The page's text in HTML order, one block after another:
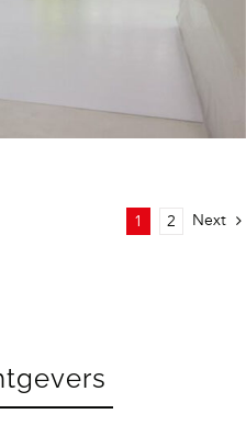
1 2 Next